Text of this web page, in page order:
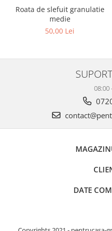
Roata de slefuit granulatie
medie
50,00 Lei
08:00
DATE